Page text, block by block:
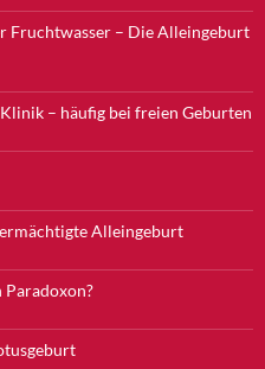
Fruchtwasser – Die Alleingeburt
– häufig bei freien Geburten
Alleingeburt